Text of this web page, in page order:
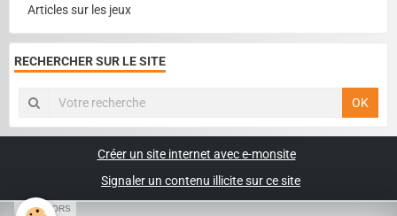
Articles sur les jeux
RECHERCHER SUR LE SITE
OK
Créer un site internet avec e-monsite
Signaler un contenu illicite sur ce site
SPONSORS